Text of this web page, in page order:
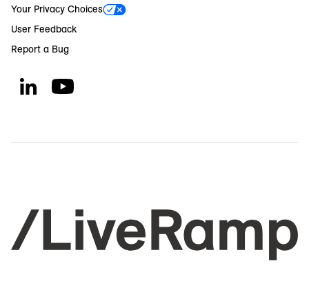
Your Privacy Choices
User Feedback
Report a Bug